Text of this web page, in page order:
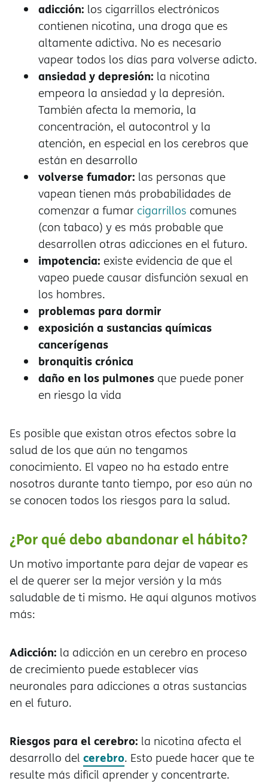
adicción: los cigarrillos electrónicos
contienen nicotina, una droga que es
altamente adictiva. No es necesario
vapear todos los días para volverse adicto.
ansiedad y depresión: la nicotina
empeora la ansiedad y la depresión.
También afecta la memoria, la
concentración, el autocontrol y la
atención, en especial en los cerebros que
están en desarrollo
volverse fumador: las personas que
vapean tienen más probabilidades de
comenzar a fumar cigarrillos comunes
(con tabaco) y es más probable que
desarrollen otras adicciones en el futuro.
impotencia: existe evidencia de que el
vapeo puede causar disfunción sexual en
los hombres.
problemas para dormir
exposición a sustancias químicas
cancerígenas
bronquitis crónica
daño en los pulmones que puede poner
en riesgo la vida
Es posible que existan otros efectos sobre la
salud de los que aún no tengamos
conocimiento. El vapeo no ha estado entre
nosotros durante tanto tiempo, por eso aún no
se conocen todos los riesgos para la salud.
¿Por qué debo abandonar el hábito?
Un motivo importante para dejar de vapear es
el de querer ser la mejor versión y la más
saludable de ti mismo. He aquí algunos motivos
más:
Adicción: la adicción en un cerebro en proceso
de crecimiento puede establecer vías
neuronales para adicciones a otras sustancias
en el futuro.
Riesgos para el cerebro: la nicotina afecta el
desarrollo del cerebro. Esto puede hacer que te
resulte más difícil aprender y concentrarte.